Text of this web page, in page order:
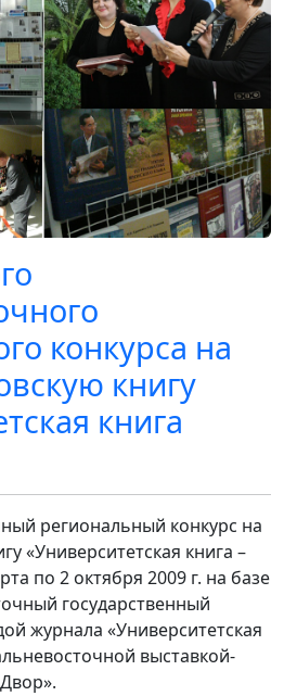
конкурса на
книгу
книга
региональный конкурс на
«Университетская книга –
по 2 октября 2009 г. на базе
государственный
журнала «Университетская
выставкой-